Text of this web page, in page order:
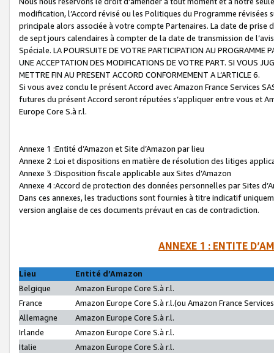
modification, l’Accord révisé ou les Politiques du Programme
principale alors associée à votre compte Partenaires. La date de
de sept jours calendaires à compter de la date de transmission de
Spéciale. LA POURSUITE DE VOTRE PARTICIPATION AU PROGRAMME
UNE ACCEPTATION DES MODIFICATIONS DE VOTRE PART. SI VOUS
METTRE FIN AU PRESENT ACCORD CONFORMEMENT A L’ARTICLE 6.
Si vous avez conclu le présent Accord avec Amazon France Services
futures du présent Accord seront réputées s’appliquer entre vous et
Europe Core S.à r.l.
Annexe 1 :Entité d’Amazon et Site d’Amazon par lieu
Annexe 2 :Loi et dispositions en matière de résolution des litiges
Annexe 3 :Disposition fiscale applicable aux Sites d’Amazon
Annexe 4 :Accord de protection des données personnelles par Sites
Dans ces annexes, les traductions sont fournies à titre indicatif
version anglaise de ces documents prévaut en cas de contradiction.
ANNEXE 1 : ENTITE
Lieu
Entité d’Amazon
Belgique
Amazon Europe Core S.à r.l.
France
Amazon Europe Core S.à r.l.(ou Amazon France
Allemagne
Amazon Europe Core S.à r.l.
Irlande
Amazon Europe Core S.à r.l.
Italie
Amazon Europe Core S.à r.l.